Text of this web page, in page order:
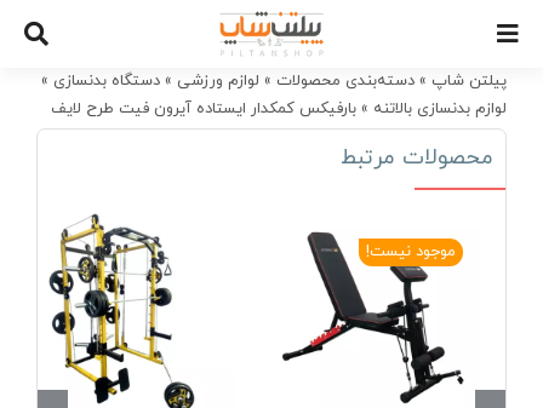
contentپیلتن شاپ » دسته‌بندی محصولات » لوازم ورزشی » دستگاه بدنسازی »
لوازم بدنسازی بالاتنه » بارفیکس کمکدار ایستاده آیرون فیت طرح لایف
Iron fit SM-3650
محصولات مرتبط
موجود نیست!